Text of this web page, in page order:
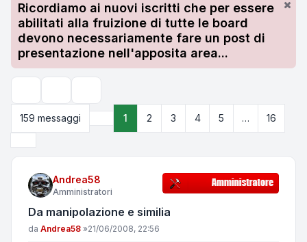
Ricordiamo ai nuovi iscritti che per essere
abilitati alla fruizione di tutte le board
devono necessariamente fare un post di
presentazione nell'apposita area...
159 messaggi
Pagina di16
1 2 3 4 5 …
16
Andrea58
Amministratori
Da manipolazione e similia
Messaggio
da Andrea58 »21/06/2008, 22:56